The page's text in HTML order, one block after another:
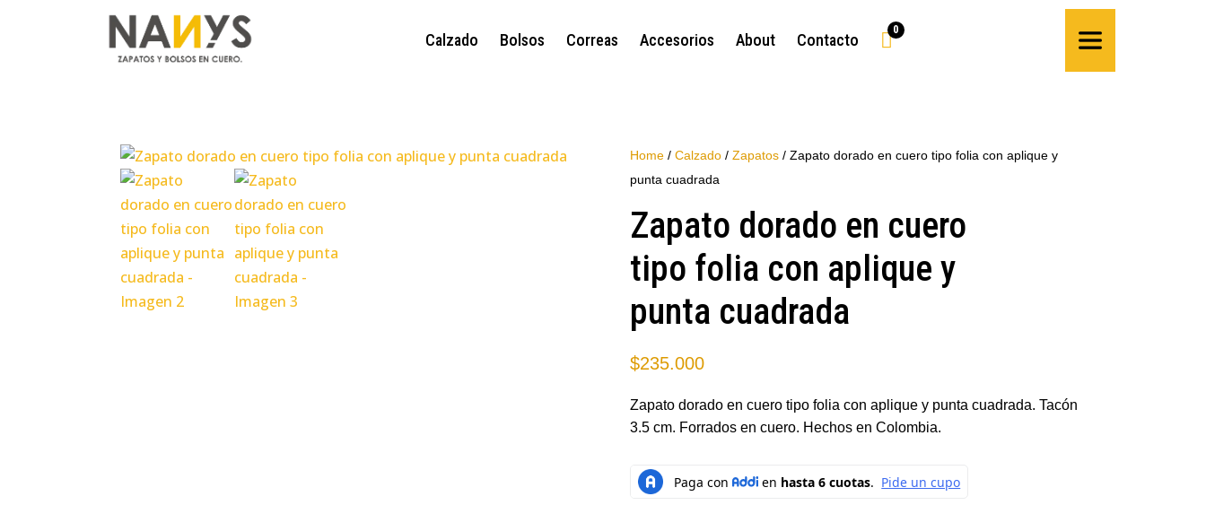
Calzado Bolsos Correas Accesorios About Contacto 0
Home/ Calzado/ Zapatos/ Zapato dorado en cuero tipo folia con aplique y
punta cuadrada
Zapato dorado en cuero
tipo folia con aplique y
punta cuadrada
$235.000
Zapato dorado en cuero tipo folia con aplique y punta cuadrada. Tacón
3.5 cm. Forrados en cuero. Hechos en Colombia.